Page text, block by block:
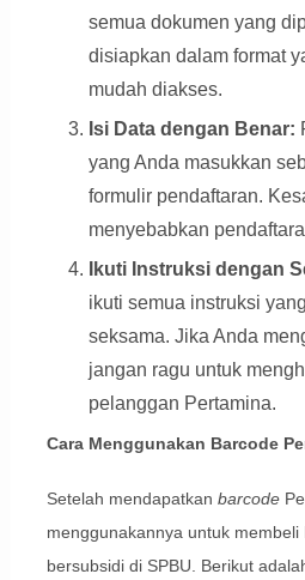
semua dokumen yang
disiapkan dalam format
mudah diakses.
Isi Data dengan Benar:
yang Anda masukkan
formulir pendaftaran.
menyebabkan
Ikuti Instruksi dengan
ikuti semua instruksi
seksama. Jika Anda
jangan ragu untuk
pelanggan Pertamina.
Cara Menggunakan Barcode
Setelah mendapatkan barcode
menggunakannya untuk
bersubsidi di SPBU. Berikut